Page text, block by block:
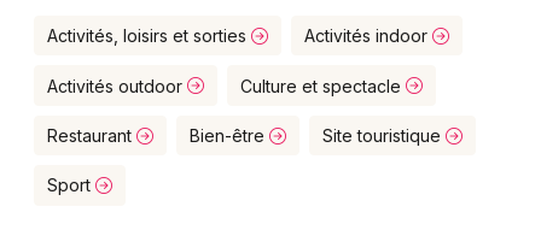
Spectacles
Concerts
Mulhouse
Montpellier
Nantes
Nice
Activités, loisirs et sorties Activités indoor
Activités outdoor Culture et spectacle
Restaurant Bien-être Site touristique
Sport